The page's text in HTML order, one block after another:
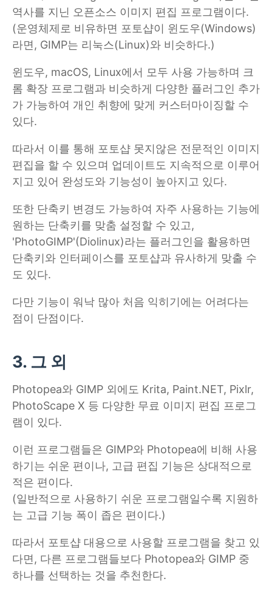
역사를 지닌 오픈소스 이미지 편집 프로그램이다.
(운영체제로 비유하면 포토샵이 윈도우(Windows)
라면, GIMP는 리눅스(Linux)와 비슷하다.)
윈도우, macOS, Linux에서 모두 사용 가능하며 크
롬 확장 프로그램과 비슷하게 다양한 플러그인 추가
가 가능하여 개인 취향에 맞게 커스터마이징할 수
있다.
따라서 이를 통해 포토샵 못지않은 전문적인 이미지
편집을 할 수 있으며 업데이트도 지속적으로 이루어
지고 있어 완성도와 기능성이 높아지고 있다.
또한 단축키 변경도 가능하여 자주 사용하는 기능에
원하는 단축키를 맞춤 설정할 수 있고,
'PhotoGIMP'(Diolinux)라는 플러그인을 활용하면
단축키와 인터페이스를 포토샵과 유사하게 맞출 수
도 있다.
다만 기능이 워낙 많아 처음 익히기에는 어려다는
점이 단점이다.
3. 그 외
Photopea와 GIMP 외에도 Krita, Paint.NET, Pixlr,
PhotoScape X 등 다양한 무료 이미지 편집 프로그
램이 있다.
이런 프로그램들은 GIMP와 Photopea에 비해 사용
하기는 쉬운 편이나, 고급 편집 기능은 상대적으로
적은 편이다.
(일반적으로 사용하기 쉬운 프로그램일수록 지원하
는 고급 기능 폭이 좁은 편이다.)
따라서 포토샵 대용으로 사용할 프로그램을 찾고 있
다면, 다른 프로그램들보다 Photopea와 GIMP 중
하나를 선택하는 것을 추천한다.